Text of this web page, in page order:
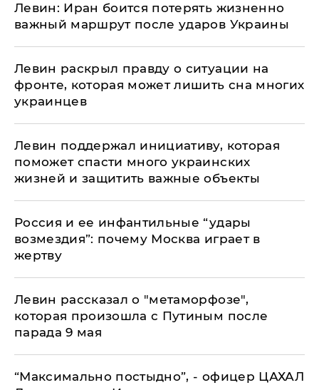
​Левин: Иран боится потерять жизненно
важный маршрут после ударов Украины
Левин раскрыл правду о ситуации на
фронте, которая может лишить сна многих
украинцев
Левин поддержал инициативу, которая
поможет спасти много украинских
жизней и защитить важные объекты
​Россия и ее инфантильные “удары
возмездия”: почему Москва играет в
жертву
Левин рассказал о "метаморфозе",
которая произошла с Путиным после
парада 9 мая
“Максимально постыдно”, - офицер ЦАХАЛ